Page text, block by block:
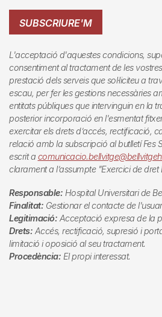
SUBSCRIURE'M
L'acceptació d'aquestes condicions,
consentiment al tractament de les
prestació dels serveis que sol·liciteu a
escau, per fer les gestions necessàries
entitats públiques que intervinguin en la
posterior incorporació en l'esmentat
exercitar els drets d’accés, rectificació,
relació amb la subscripció al butlletíFes
escrit a
clarament a l’assumpte "Exercici de dret
Responsable: Hospital Universitari de
Finalitat: Gestionar el contacte de
Legitimació: Acceptació expresa de la
Drets: Accés, rectificació, supresió i
limitació i oposició al seu tractament.
Procedència: El propi interessat.